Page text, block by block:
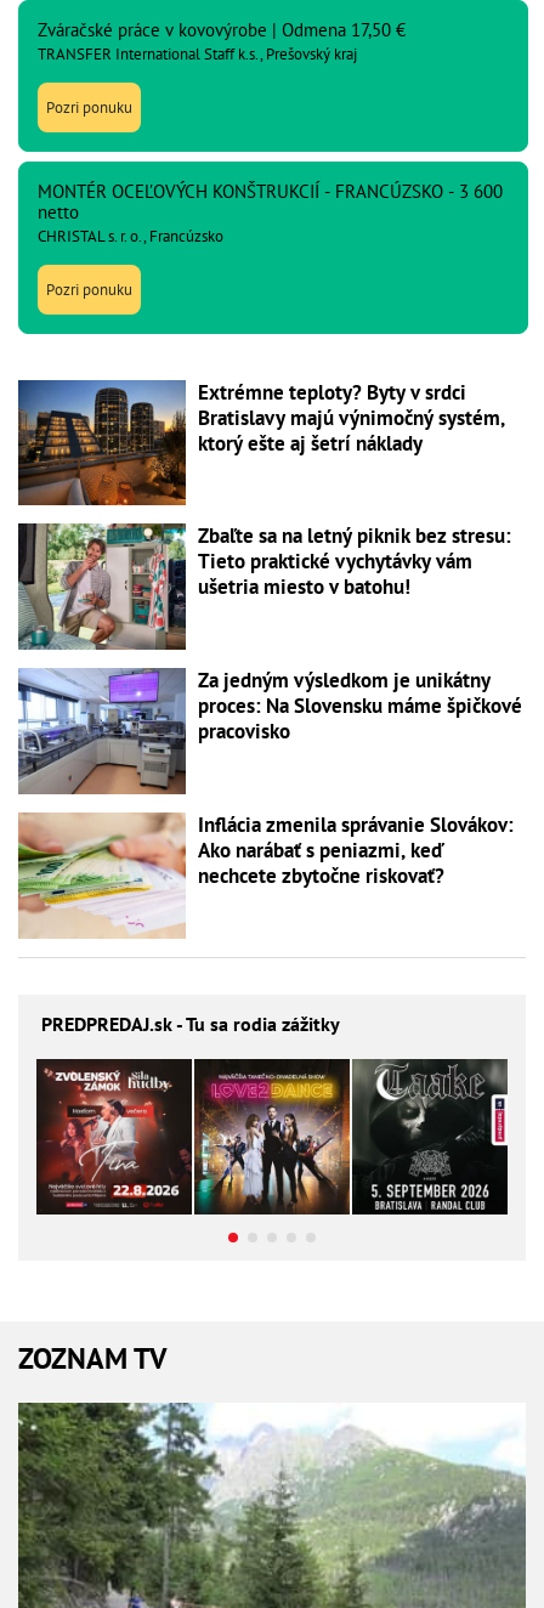
Zváračské práce v kovovýrobe | Odmena 17,50 €
TRANSFER International Staff k.s., Prešovský kraj
Pozri ponuku
MONTÉR OCEĽOVÝCH KONŠTRUKCIÍ - FRANCÚZSKO - 3 600
netto
CHRISTAL s. r. o., Francúzsko
Pozri ponuku
Extrémne teploty? Byty v srdci
Bratislavy majú výnimočný systém,
ktorý ešte aj šetrí náklady
Zbaľte sa na letný piknik bez stresu:
Tieto praktické vychytávky vám
ušetria miesto v batohu!
Za jedným výsledkom je unikátny
proces: Na Slovensku máme špičkové
pracovisko
Inflácia zmenila správanie Slovákov:
Ako narábať s peniazmi, keď
nechcete zbytočne riskovať?
PREDPREDAJ.sk - Tu sa rodia zážitky
ZOZNAM TV